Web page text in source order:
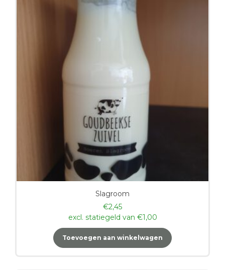
Slagroom
€2,45
excl. statiegeld van €1,00
Toevoegen aan winkelwagen